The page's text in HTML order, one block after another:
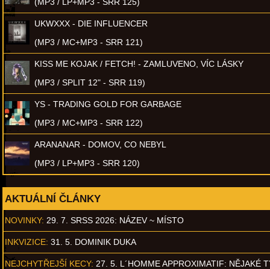
UKWXXX - DIE INFLUENCER
(MP3 / MC+MP3 - SRR 121)
KISS ME KOJAK / FETCH! - ZAMLUVENO, VÍC LÁSKY
(MP3 / SPLIT 12" - SRR 119)
YS - TRADING GOLD FOR GARBAGE
(MP3 / MC+MP3 - SRR 122)
ARANANAR - DOMOV, CO NEBYL
(MP3 / LP+MP3 - SRR 120)
AKTUÁLNÍ ČLÁNKY
NOVINKY: 29. 7. SRSS 2026: NÁZEV ~ MÍSTO
INKVIZICE: 31. 5. DOMINIK DUKA
NEJCHYTŘEJŠÍ KECY: 27. 5. L´HOMME APPROXIMATIF: NĚJAKÉ